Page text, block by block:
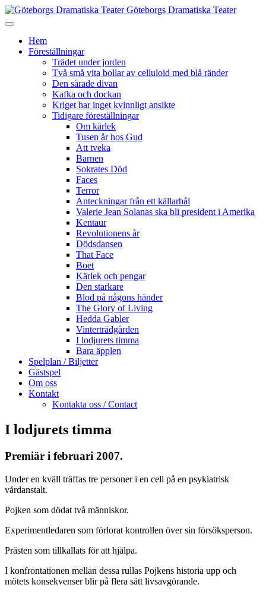
Göteborgs Dramatiska Teater
Hem
Föreställningar
Trädet under jorden
Två små vita bollar av celluloid med blå ränder
Den sårade divan
Kafka och dockan
Kriget har inget kvinnligt ansikte
Tidigare föreställningar
Om kärlek
Tusen år hos Gud
Att tveka
Barnen
Sokrates Död
Faces
Terror
Anteckningar från ett källarhål
Valerie Jean Solanas ska bli president i Amerika
Kentaur
Revolutionens år
Dödsdansen
That Face
Boet
Kärlek och pengar
Den starkare
Blod på någons händer
The Glory of Living
Hedda Gabler
Vinterträdgården
I lodjurets timma
Bara äpplen
Spelplan / Biljetter
Gästspel
Om oss
Kontakt
Kontakta oss / Contact
I lodjurets timma
Premiär i februari 2007.
Under en kväll träffas tre personer i en cell på en psykiatrisk
vårdanstalt.
Pojken som dödat två människor.
Experimentledaren som förlorat kontrollen över sin försöksperson.
Prästen som tillkallats för att hjälpa.
I konfrontationen mellan dessa rullas Pojkens historia upp och
mötets konsekvenser blir på flera sätt livsavgörande.